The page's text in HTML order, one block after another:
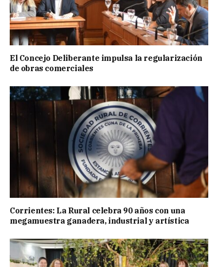
El Concejo Deliberante impulsa la regularización
de obras comerciales
Corrientes: La Rural celebra 90 años con una
megamuestra ganadera, industrial y artística